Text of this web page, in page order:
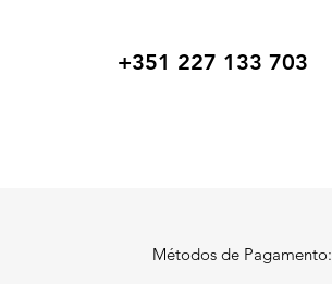
+351 227 133 703
Métodos de Pagamento: